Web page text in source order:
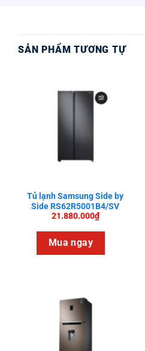
SẢN PHẨM TƯƠNG TỰ
Tủ lạnh Samsung Side by
Side RS62R5001B4/SV
21.880.000₫
Mua ngay